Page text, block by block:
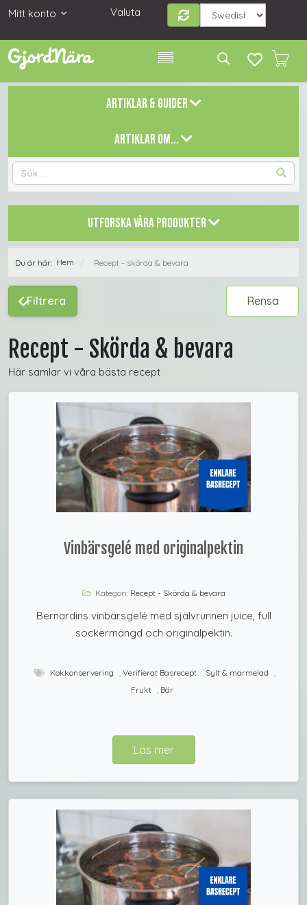
Mitt konto Valuta
ARTIKLAR & GUIDER
ARTIKLAR OM...
UTFORSKA VÅRA PRODUKTER
Du är här: Hem / Recept - skörda & bevara
Filtrera Rensa
Recept - Skörda & bevara
Här samlar vi våra bästa recept
Vinbärsgelé med originalpektin
Kategori: Recept - Skörda & bevara
Bernardins vinbärsgelé med självrunnen juice, full
sockermängd och originalpektin.
Läs mer
Kokkonservering , Verifierat Basrecept , Sylt & marmelad ,
Frukt , Bär